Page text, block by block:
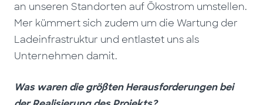
an unseren Standorten auf Ökostrom umstellen.
Mer kümmert sich zudem um die Wartung der
Ladeinfrastruktur und entlastet uns als
Unternehmen damit.
Was waren die größten Herausforderungen bei